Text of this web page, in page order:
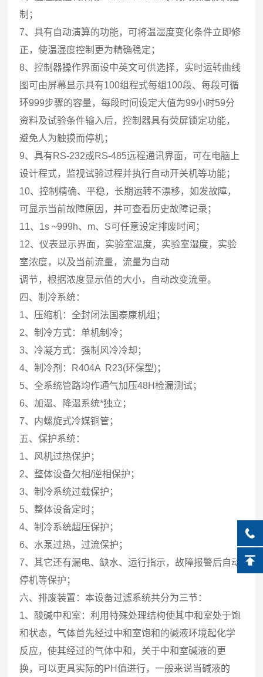
制；
7、具有自动演算的功能，可将温湿度变化条件立即修
正，使温湿度控制更为精确稳定；
8、控制器操作界面设中英文可供选择，实时运转曲线
图可由屏幕显示具有100组程式每组100段、每段可循
环999步骤的容量，每段时间设定大值为99小时59分
资料及试验条件输入后，控制器具有荧屏锁定功能，
避免人为触摸而停机；
9、具有RS-232或RS-485远程通讯界面，可在电脑上
设计程式，监视试验过程并执行自动开关机等功能；
10、控制精确、平稳，长期运转不漂移，如发故障，
可显示当前故障原因，并可查看历史故障记录；
11、1s ~999h、m、S可任意设定排废时间；
12、仪表显示界面，实验室温度，实验室湿度，实验
室浓度，以及当前流量，流量为自动
调节，根据浓度显示值的大小，自动改变流量。
四、制冷系统：
1、压缩机：全封闭法国泰康机组；
2、制冷方式：单机制冷；
3、冷凝方式：强制风冷冷却；
4、制冷剂：R404A R23(环保型)；
5、全系统管路均作通气加压48H检漏测试；
6、加温、降温系统*独立；
7、内螺旋式冷媒铜管；
五、保护系统：
1、风机过热保护；
2、整体设备欠相/逆相保护；
3、制冷系统过载保护；
5、整体设备定时；
4、制冷系统超压保护；
6、水泵过热，过流保护；
7、其它还有漏电、缺水、运行指示，故障报警后自动
停机等保护；
六、排废装置：本设备过滤系统共分为三节：
1、酸碱中和室：利用特殊处理结构使其中和室处于饱
和状态，气体首先经过中和室饱和的碱液环境起化学
反应，使其经过的气体中和，关于中和室碱液的更
换，可以更具实际的PH值进行，一般来说当碱液的